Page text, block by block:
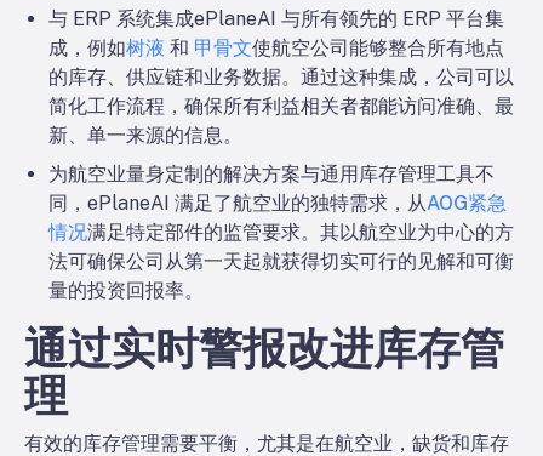
与 ERP 系统集成ePlaneAI 与所有领先的 ERP 平台集
成，例如树液 和 甲骨文使航空公司能够整合所有地点
的库存、供应链和业务数据。通过这种集成，公司可以
简化工作流程，确保所有利益相关者都能访问准确、最
新、单一来源的信息。
为航空业量身定制的解决方案与通用库存管理工具不
同，ePlaneAI 满足了航空业的独特需求，从AOG紧急
情况满足特定部件的监管要求。其以航空业为中心的方
法可确保公司从第一天起就获得切实可行的见解和可衡
量的投资回报率。
通过实时警报改进库存管
理
有效的库存管理需要平衡，尤其是在航空业，缺货和库存